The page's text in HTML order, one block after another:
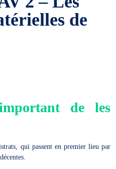
de
de les
qui passent en premier lieu par